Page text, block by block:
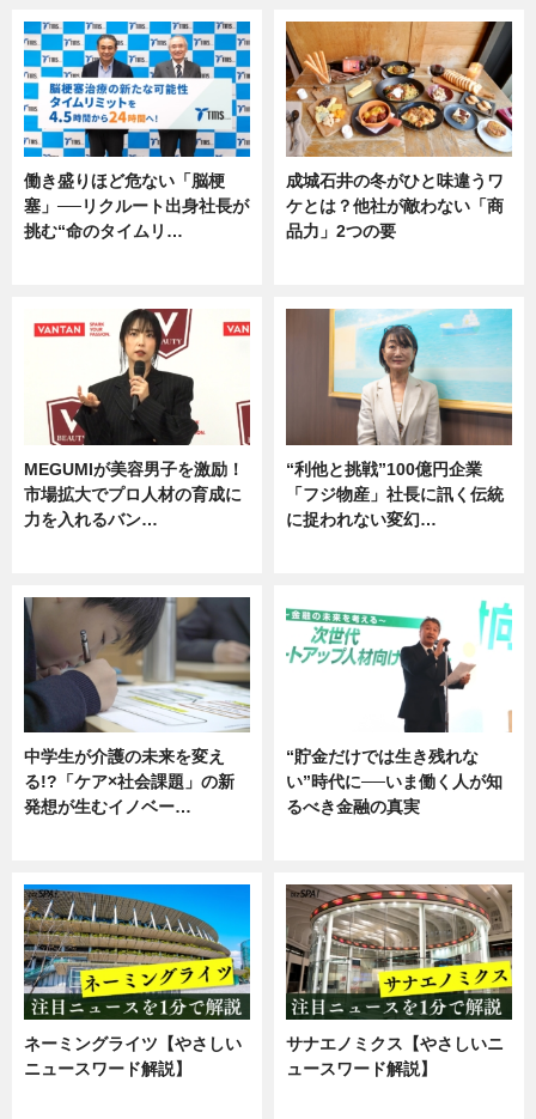
働き盛りほど危ない「脳梗
塞」──リクルート出身社長が
挑む“命のタイムリ…
成城石井の冬がひと味違うワ
ケとは？他社が敵わない「商
品力」2つの要
MEGUMIが美容男子を激励！
市場拡大でプロ人材の育成に
力を入れるバン…
“利他と挑戦”100億円企業
「フジ物産」社長に訊く伝統
に捉われない変幻…
中学生が介護の未来を変え
る!?「ケア×社会課題」の新
発想が生むイノベー…
“貯金だけでは生き残れな
い”時代に──いま働く人が知
るべき金融の真実
ネーミングライツ【やさしい
ニュースワード解説】
サナエノミクス【やさしいニ
ュースワード解説】